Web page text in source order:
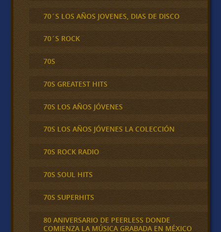
70´S LOS AÑOS JOVENES, DIAS DE DISCO
70´S ROCK
70S
70S GREATEST HITS
70S LOS AÑOS JÓVENES
70S LOS AÑOS JÓVENES LA COLECCIÓN
70S ROCK RADIO
70S SOUL HITS
70S SUPERHITS
80 ANIVERSARIO DE PEERLESS DONDE
COMIENZA LA MÚSICA GRABADA EN MÉXICO